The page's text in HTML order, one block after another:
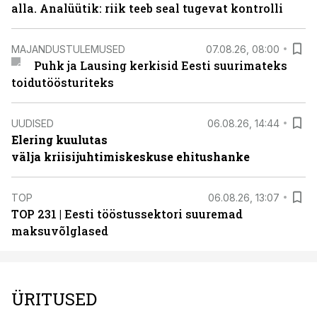
alla. Analüütik: riik teeb seal tugevat kontrolli
MAJANDUSTULEMUSED 07.08.26, 08:00
Puhk ja Lausing kerkisid Eesti suurimateks
toidutöösturiteks
UUDISED 06.08.26, 14:44
Elering kuulutas
välja kriisijuhtimiskeskuse ehitushanke
TOP 06.08.26, 13:07
TOP 231 | Eesti tööstussektori suuremad
maksuvõlglased
ÜRITUSED